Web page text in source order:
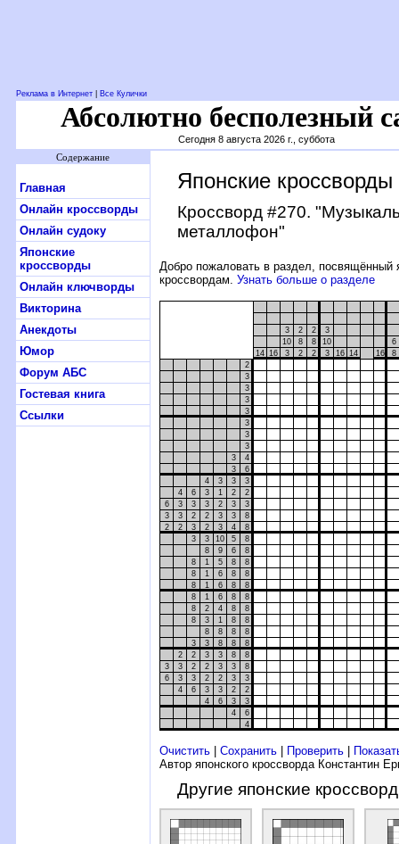
Реклама в Интернет Все Кулички
Абсолютно бесполезный
Сегодня 8 августа 2026 г., суббота
Содержание
Главная
Онлайн кроссворды
Онлайн судоку
Японские
кроссворды
Онлайн ключворды
Викторина
Анекдоты
Юмор
Форум АБС
Гостевая книга
Ссылки
Японские
Кроссворд #270.
металлофон"
Добро пожаловать в раздел, посвящённый
кроссвордам. Узнать больше о разделе
3 2 2
3
10
8 8 10
6
14 16 3 2 2 3 16 14 16
8
2
3
3
3
3
3
3
3
3
4
3
6
4
3 3
3
4
6 3 1 2
2
6
3 3 3 2 3
3
3
3 2 2 3 3
8
2
2 3 2 3 4
8
3
3 10 5
8
8
9 6
8
8
1 5 8
8
8
1 6 8
8
8
1 6 8
8
8
1 6 8
8
8
2 4 8
8
8
3 1 8
8
8
8 8
8
3
3 8 8
8
2
2 3 3 8
8
3
3 2 2 3 3
8
6
3 3 2 2 3
3
4
6 3 3 2
2
4
6 3
3
4
6
4
Очистить Сохранить Проверить
Автор японского кроссворда Константин
Другие японские